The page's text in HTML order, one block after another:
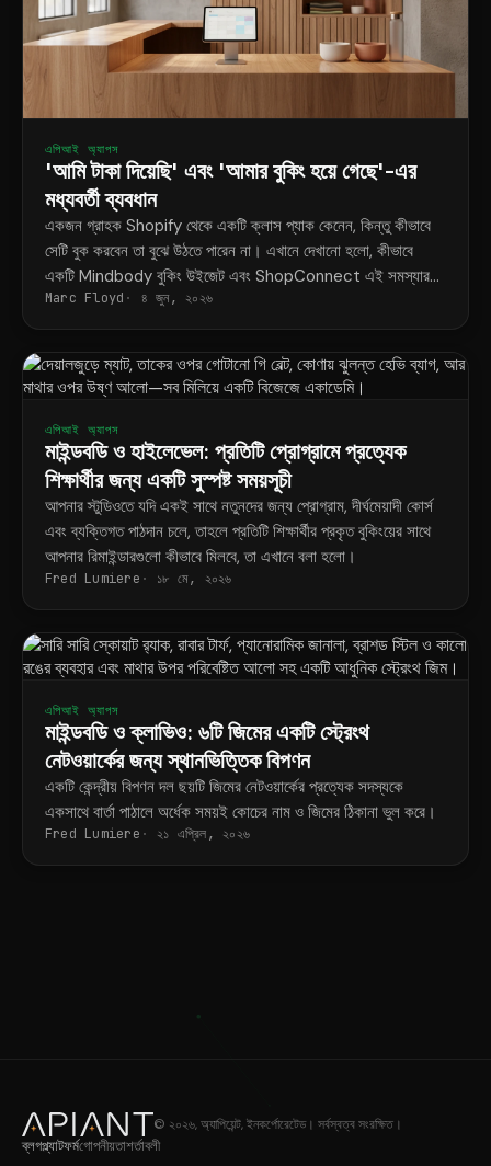
এপিআই অ্যাপস
'আমি টাকা দিয়েছি' এবং 'আমার বুকিং হয়ে গেছে'-এর
মধ্যবর্তী ব্যবধান
একজন গ্রাহক Shopify থেকে একটি ক্লাস প্যাক কেনেন, কিন্তু কীভাবে
সেটি বুক করবেন তা বুঝে উঠতে পারেন না। এখানে দেখানো হলো, কীভাবে
একটি Mindbody বুকিং উইজেট এবং ShopConnect এই সমস্যার
স্থায়ী সমাধান করে।
Marc Floyd ৪ জুন, ২০২৬
এপিআই অ্যাপস
মাইন্ডবডি ও হাইলেভেল: প্রতিটি প্রোগ্রামে প্রত্যেক
শিক্ষার্থীর জন্য একটি সুস্পষ্ট সময়সূচী
আপনার স্টুডিওতে যদি একই সাথে নতুনদের জন্য প্রোগ্রাম, দীর্ঘমেয়াদী কোর্স
এবং ব্যক্তিগত পাঠদান চলে, তাহলে প্রতিটি শিক্ষার্থীর প্রকৃত বুকিংয়ের সাথে
আপনার রিমাইন্ডারগুলো কীভাবে মিলবে, তা এখানে বলা হলো।
Fred Lumiere ১৮ মে, ২০২৬
এপিআই অ্যাপস
মাইন্ডবডি ও ক্লাভিও: ৬টি জিমের একটি স্ট্রেংথ
নেটওয়ার্কের জন্য স্থানভিত্তিক বিপণন
একটি কেন্দ্রীয় বিপণন দল ছয়টি জিমের নেটওয়ার্কের প্রত্যেক সদস্যকে
একসাথে বার্তা পাঠালে অর্ধেক সময়ই কোচের নাম ও জিমের ঠিকানা ভুল করে।
Fred Lumiere ২১ এপ্রিল, ২০২৬
© ২০২৬, অ্যাপিয়েন্ট, ইনকর্পোরেটেড। সর্বস্বত্ব সংরক্ষিত।
ব্লগপ্ল্যাটফর্মগোপনীয়তাশর্তাবলী